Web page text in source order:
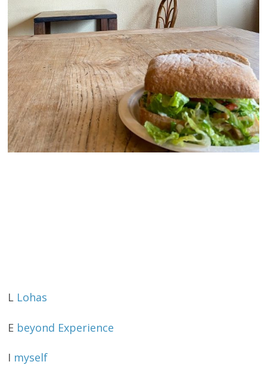
L Lohas
E beyond Experience
I myself